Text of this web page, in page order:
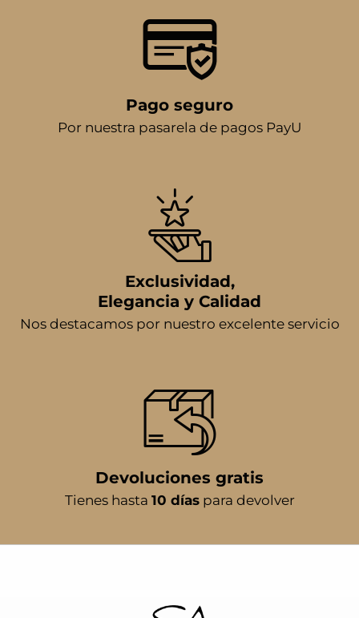
Pago seguro
Por nuestra pasarela de pagos PayU
Exclusividad,
Elegancia y Calidad
Nos destacamos por nuestro excelente servicio
Devoluciones gratis
Tienes hasta 10 díaspara devolver